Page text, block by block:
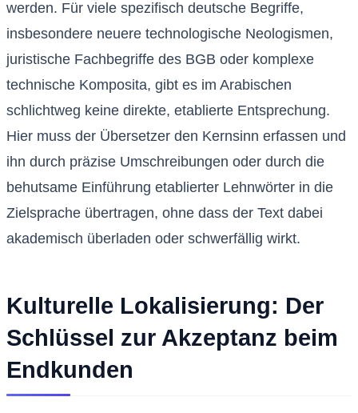
werden. Für viele spezifisch deutsche Begriffe,
insbesondere neuere technologische Neologismen,
juristische Fachbegriffe des BGB oder komplexe
technische Komposita, gibt es im Arabischen
schlichtweg keine direkte, etablierte Entsprechung.
Hier muss der Übersetzer den Kernsinn erfassen und
ihn durch präzise Umschreibungen oder durch die
behutsame Einführung etablierter Lehnwörter in die
Zielsprache übertragen, ohne dass der Text dabei
akademisch überladen oder schwerfällig wirkt.
Kulturelle Lokalisierung: Der
Schlüssel zur Akzeptanz beim
Endkunden